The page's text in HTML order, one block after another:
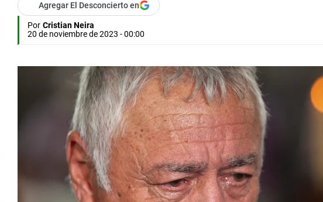
Agregar El Desconcierto en
Por Cristian Neira
20 de noviembre de 2023 - 00:00